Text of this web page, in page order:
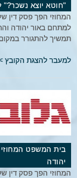
"חוטא יוצא
המחוזי הפך פסק
למתחם באור יהודה
תמשיך להתגורר
למעבר להצגת הקובץ
בית המשפט המחוזי
יהודה
המחוזי הפך פסק דין